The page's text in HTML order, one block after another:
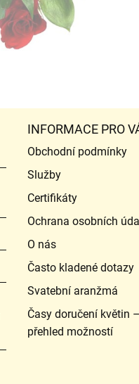
INFORMACE PRO
Obchodní podmínky
Služby
Certifikáty
Ochrana osobních
O nás
Často kladené dotazy
Svatební aranžmá
Časy doručení květin –
přehled možností